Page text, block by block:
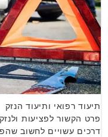
תיעוד רפואי ותיעוד
פרט הקשור לפציעות
דרכים עשויים לחשוב